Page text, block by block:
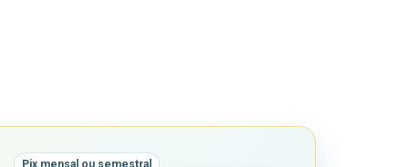
Pix mensal ou semestral